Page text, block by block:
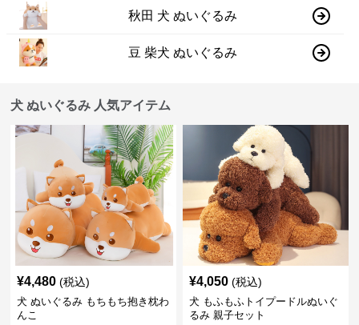
秋田 犬 ぬいぐるみ
豆 柴犬 ぬいぐるみ
犬 ぬいぐるみ 人気アイテム
¥4,480 (税込)
犬 ぬいぐるみ もちもち抱き枕わ
んこ
¥4,050 (税込)
犬 もふもふトイプードルぬいぐ
るみ 親子セット